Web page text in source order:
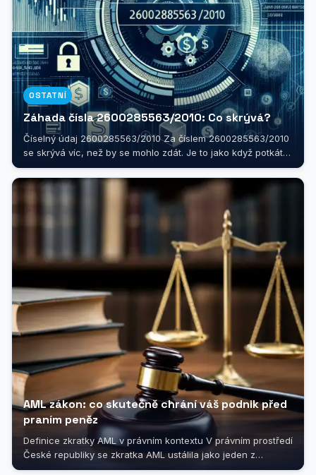
OSTATNÍ
Záhada čísla 2600285563/2010: Co skrývá?
Číselný údaj 2600285563/2010 Za číslem 2600285563/2010
se skrývá víc, než by se mohlo zdát. Je to jako když potkáte
někoho nového - na...
AML zákon: co skutečně chrání váš podnik před
praním peněz
Definice zkratky AML v právním kontextu V právním prostředí
České republiky se zkratka AML ustálila jako jeden z
nejpoužívanějších...